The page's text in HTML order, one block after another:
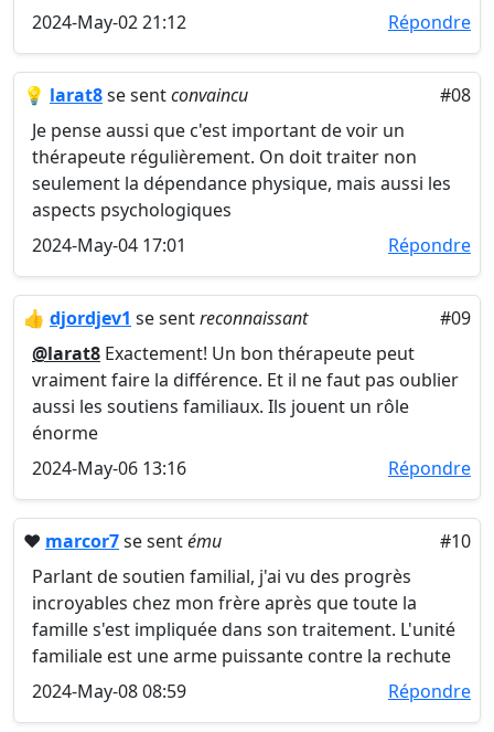
2024-May-02 21:12
Répondre
💡 larat8se sentconvaincu
#08
Je pense aussi que c'est important de voir un
thérapeute régulièrement. On doit traiter non
seulement la dépendance physique, mais aussi les
aspects psychologiques
2024-May-04 17:01
Répondre
👍 djordjev1 se sentreconnaissant
#09
@larat8 Exactement! Un bon thérapeute peut
vraiment faire la différence. Et il ne faut pas oublier
aussi les soutiens familiaux. Ils jouent un rôle
énorme
2024-May-06 13:16
Répondre
❤️ marcor7se sentému
#10
Parlant de soutien familial, j'ai vu des progrès
incroyables chez mon frère après que toute la
famille s'est impliquée dans son traitement. L'unité
familiale est une arme puissante contre la rechute
2024-May-08 08:59
Répondre